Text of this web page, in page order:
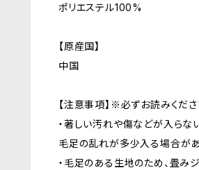
ポリエステル100%
【原産国】
中国
【注意事項】※必ずお読みくだ
・著しい汚れや傷などが入らな
毛足の乱れが多少入る場合があ
・毛足のある生地のため、畳み